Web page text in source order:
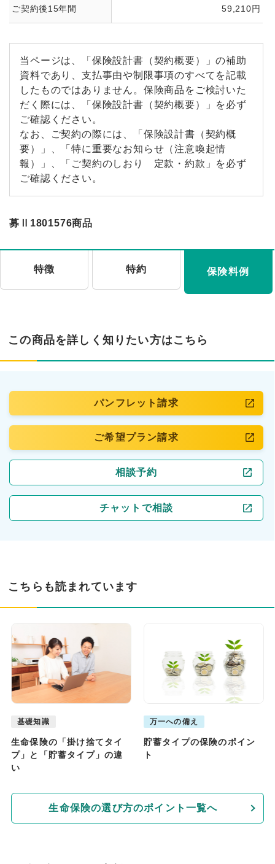
ご契約後15年間 59,210円
当ページは、「保険設計書（契約概要）」の補助
資料であり、支払事由や制限事項のすべてを記載
したものではありません。保険商品をご検討いた
だく際には、「保険設計書（契約概要）」を必ず
ご確認ください。
なお、ご契約の際には、「保険設計書（契約概
要）」、「特に重要なお知らせ（注意喚起情
報）」、「ご契約のしおり 定款・約款」を必ず
ご確認ください。
募Ⅱ1801576商品
特徴 特約 保険料例
この商品を詳しく知りたい方はこちら
パンフレット請求
ご希望プラン請求
相談予約
チャットで相談
こちらも読まれています
基礎知識
生命保険の「掛け捨てタイ
プ」と「貯蓄タイプ」の違
い
万一への備え
貯蓄タイプの保険のポイン
ト
生命保険の選び方のポイント一覧へ